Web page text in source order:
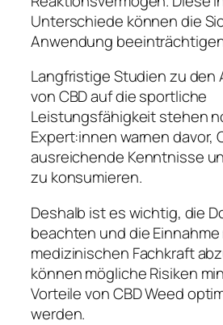
Unterschiede können die
Anwendung
Langfristige Studien zu den
von CBD auf die sportliche
Leistungsfähigkeit stehen
Expert:innen warnen davor,
ausreichende Kenntnisse
zu konsumieren.
Deshalb ist es wichtig, die
beachten und die
medizinischen Fachkraft
können mögliche Risiken
Vorteile von CBD Weed
werden.